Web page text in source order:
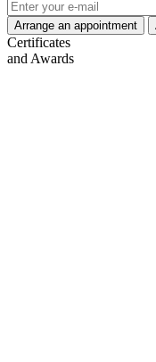
Certificates
and Awards